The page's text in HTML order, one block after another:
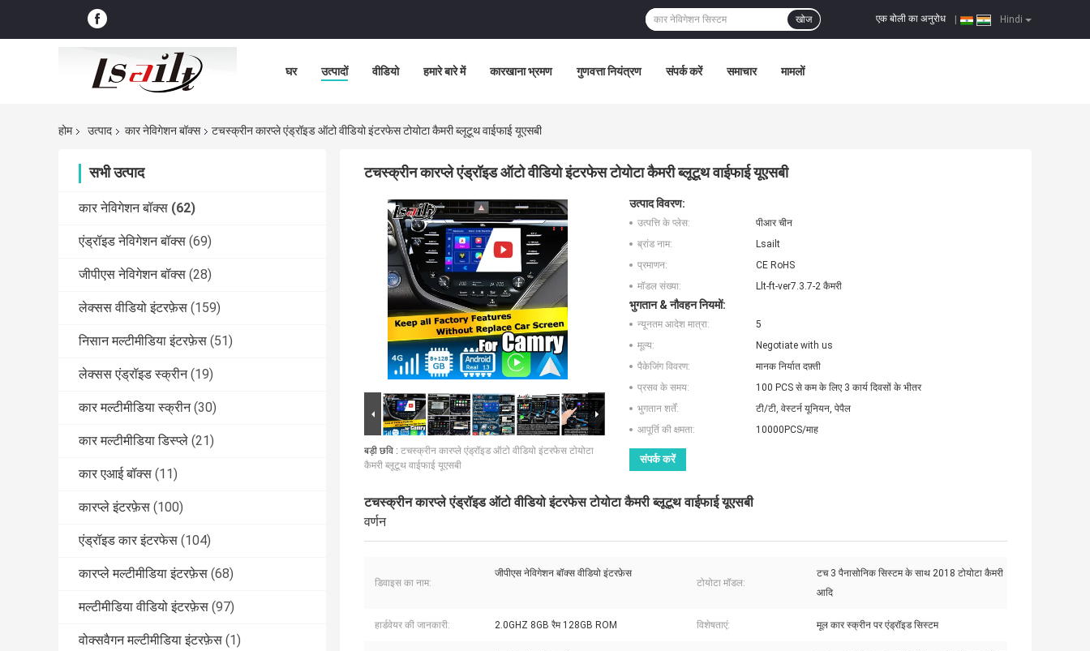
Hindi
एक बोली का अनुरोध
खोज
घर उत्पादों वीडियो हमारे बारे में कारखाना भ्रमण गुणवत्ता नियंत्रण संपर्क करें समाचार मामलों
होम उत्पाद कार नेविगेशन बॉक्स टचस्क्रीन कारप्ले एंड्रॉइड ऑटो वीडियो इंटरफेस टोयोटा कैमरी ब्लूटूथ वाईफाई यूएसबी
सभी उत्पाद
कार नेविगेशन बॉक्स (62)
एंड्रॉइड नेविगेशन बॉक्स (69)
जीपीएस नेविगेशन बॉक्स (28)
लेक्सस वीडियो इंटरफ़ेस (159)
निसान मल्टीमीडिया इंटरफ़ेस (51)
लेक्सस एंड्रॉइड स्क्रीन (19)
कार मल्टीमीडिया स्क्रीन (30)
कार मल्टीमीडिया डिस्प्ले (21)
कार एआई बॉक्स (11)
कारप्ले इंटरफ़ेस (100)
एंड्रॉइड कार इंटरफेस (104)
कारप्ले मल्टीमीडिया इंटरफ़ेस (68)
मल्टीमीडिया वीडियो इंटरफ़ेस (97)
वोक्सवैगन मल्टीमीडिया इंटरफ़ेस (1)
टचस्क्रीन कारप्ले एंड्रॉइड ऑटो वीडियो इंटरफेस टोयोटा कैमरी ब्लूटूथ वाईफाई यूएसबी
बड़ी छवि : टचस्क्रीन कारप्ले एंड्रॉइड ऑटो वीडियो इंटरफेस टोयोटा
कैमरी ब्लूटूथ वाईफाई यूएसबी
उत्पाद विवरण:
उत्पत्ति के प्लेस:
पीआर चीन
ब्रांड नाम:
Lsailt
प्रमाणन:
CE RoHS
मॉडल संख्या:
Llt-ft-ver7.3.7-2 कैमरी
भुगतान & नौवहन नियमों:
न्यूनतम आदेश मात्रा:
5
मूल्य:
Negotiate with us
पैकेजिंग विवरण:
मानक निर्यात दफ़्ती
प्रसव के समय:
100 PCS से कम के लिए 3 कार्य दिवसों के भीतर
भुगतान शर्तें:
टी/टी, वेस्टर्न यूनियन, पेपैल
आपूर्ति की क्षमता:
10000PCS/माह
संपर्क करें
टचस्क्रीन कारप्ले एंड्रॉइड ऑटो वीडियो इंटरफेस टोयोटा कैमरी ब्लूटूथ वाईफाई यूएसबी
वर्णन
डिवाइस का नाम:
जीपीएस नेविगेशन बॉक्स वीडियो इंटरफ़ेस
टोयोटा मॉडल:
टच 3 पैनासोनिक सिस्टम के साथ 2018 टोयोटा कैमरी
आदि
हार्डवेयर की जानकारी: 2.0GHZ 8GB रैम 128GB ROM विशेषताएं: मूल कार स्क्रीन पर एंड्रॉइड सिस्टम